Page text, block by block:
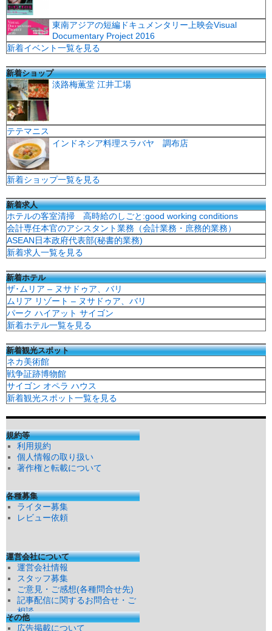
東南アジアの短編ドキュメンタリー上映会Visual
Documentary Project 2016
新着イベント一覧を見る
新着ショップ
淡路梅薫堂 江井工場
テテマニス
インドネシア料理スラバヤ 調布店
新着ショップ一覧を見る
新着求人
ホテルの客室清掃 高時給のしごと:good working conditions
会計専任本官のアシスタント業務（会計業務・庶務的業務）
ASEAN日本政府代表部(秘書的業務)
新着求人一覧を見る
新着ホテル
ザ･ムリア – ヌサドゥア、バリ
ムリア リゾート – ヌサドゥア、バリ
パーク ハイアット サイゴン
新着ホテル一覧を見る
新着観光スポット
ネカ美術館
戦争証跡博物館
サイゴン オペラ ハウス
新着観光スポット一覧を見る
規約等
利用規約
個人情報の取り扱い
著作権と転載について
各種募集
ライター募集
レビュー依頼
運営会社について
運営会社情報
スタッフ募集
ご意見・ご感想(各種問合せ先)
記事配信に関するお問合せ・ご
相談
その他
広告掲載について